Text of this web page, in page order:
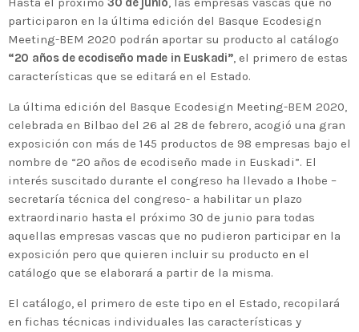
desarrollo en economía circular y ecodiseño
today 25 DE FEBRERO DE 2020
MOST UPVOTED
14 DE FEBRERO DE 2020
1
#BEMBASQUECOUNTRY2020 ADMIN
participaron en la última edición del Basque Ecodesign
Meeting-BEM 2020 podrán aportar su producto al catálogo
“20 años de ecodiseño made in Euskadi”, el primero de estas
características que se editará en el Estado.
La última edición del Basque Ecodesign Meeting-BEM 2020,
celebrada en Bilbao del 26 al 28 de febrero, acogió una gran
exposición con más de 145 productos de 98 empresas bajo el
nombre de “20 años de ecodiseño made in Euskadi”. El
interés suscitado durante el congreso ha llevado a Ihobe –
secretaría técnica del congreso- a habilitar un plazo
extraordinario hasta el próximo 30 de junio para todas
aquellas empresas vascas que no pudieron participar en la
exposición pero que quieren incluir su producto en el
catálogo que se elaborará a partir de la misma.
El catálogo, el primero de este tipo en el Estado, recopilará
en fichas técnicas individuales las características y